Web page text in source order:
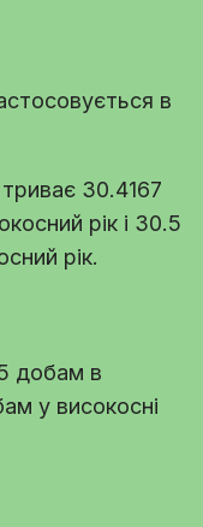
в
30.4167
рік і 30.5
рік.
добам в
у високосні